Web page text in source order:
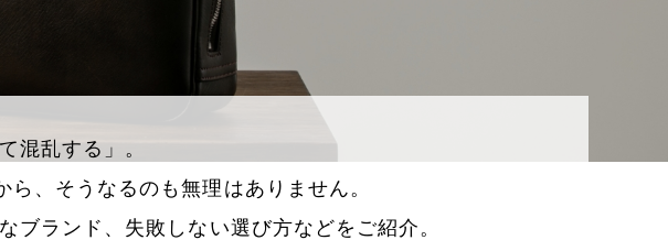
混乱する」。
、そうなるのも無理はありません。
ランド、失敗しない選び方などをご紹介。